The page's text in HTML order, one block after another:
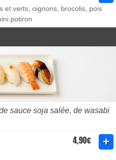
et verts, oignons, brocolis, pois
potiron
sauce soja salée, de wasabi
4,90€